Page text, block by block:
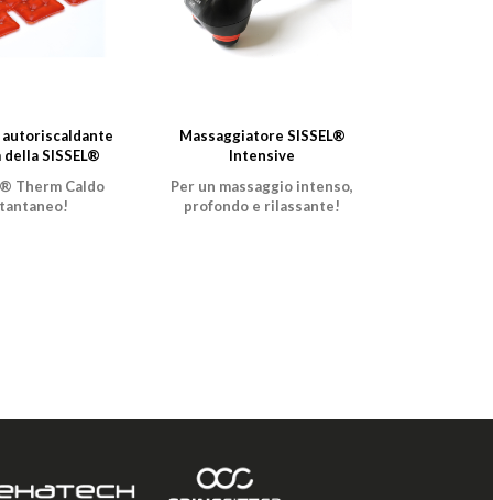
autoriscaldante
SISSEL®
Therm Caldo
Massaggiatore SISSEL®
Intensive
Per un massaggio intenso,
profondo e rilassante!